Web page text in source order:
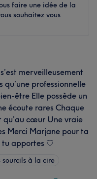
faire une idée de la
souhaitez vous
merveilleusement
professionnelle
être Elle possède un
écoute rares Chaque
qu’au cœur Une vraie
Merci Marjane pour ta
apportes 🤍
sourcils à la cire